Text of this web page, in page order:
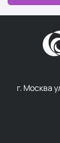
г. Москва